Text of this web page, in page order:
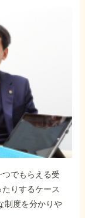
でもらえる受
りするケース
制度を分かりや